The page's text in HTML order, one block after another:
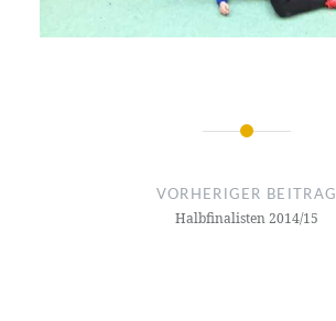
Beitragsnavigation
VORHERIGER BEITRAG
Halbfinalisten 2014/15